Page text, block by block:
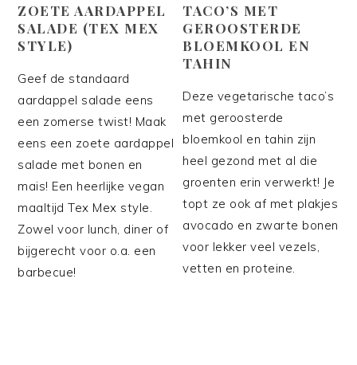
ZOETE AARDAPPEL
SALADE (TEX MEX
STYLE)
Geef de standaard
aardappel salade eens
een zomerse twist! Maak
eens een zoete aardappel
salade met bonen en
mais! Een heerlijke vegan
maaltijd Tex Mex style.
Zowel voor lunch, diner of
bijgerecht voor o.a. een
barbecue!
TACO’S MET
GEROOSTERDE
BLOEMKOOL EN
TAHIN
Deze vegetarische taco’s
met geroosterde
bloemkool en tahin zijn
heel gezond met al die
groenten erin verwerkt! Je
topt ze ook af met plakjes
avocado en zwarte bonen
voor lekker veel vezels,
vetten en proteine.